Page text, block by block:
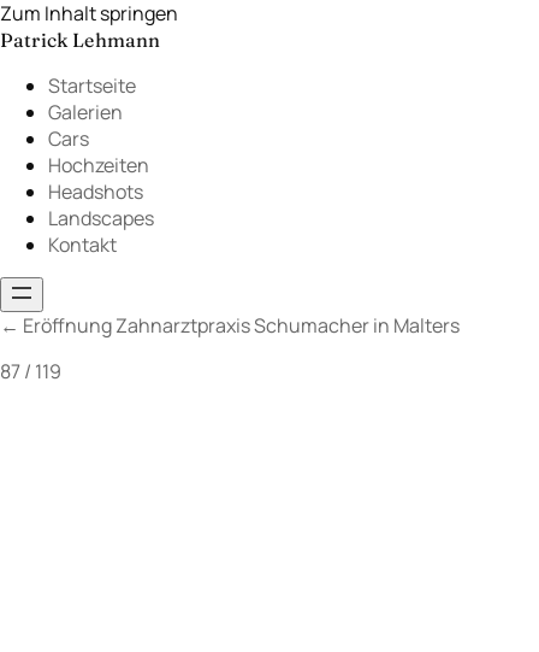
Zum Inhalt springen
Patrick Lehmann
Startseite
Galerien
Cars
Hochzeiten
Headshots
Landscapes
Kontakt
← Eröffnung Zahnarztpraxis Schumacher in Malters
87 / 119